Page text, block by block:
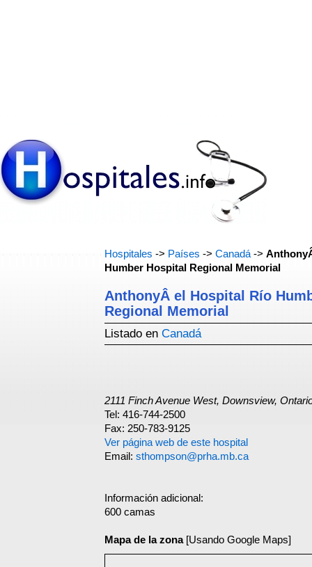
Hospitales -> Países -> Canadá ->
Humber Hospital Regional Memorial
AnthonyÂ el Hospital Río
Regional Memorial
Listado en Canadá
2111 Finch Avenue West, Downsview,
Tel: 416-744-2500
Fax: 250-783-9125
Ver página web de este hospital
Email: sthompson@prha.mb.ca
Información adicional:
600 camas
Mapa de la zona[Usando Google Maps]